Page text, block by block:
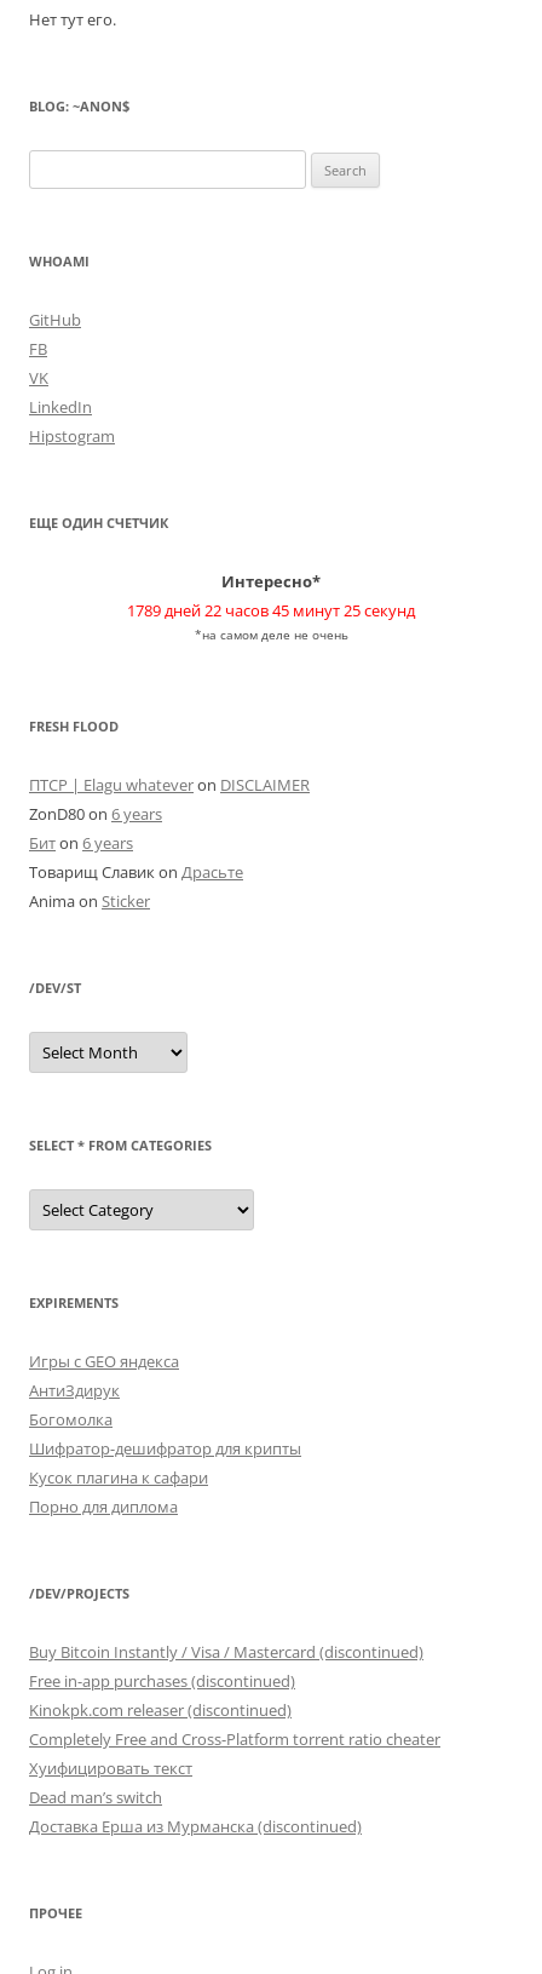
Нет тут его.
BLOG: ~ANON$
for:
WHOAMI
GitHub
FB
VK
LinkedIn
Hipstogram
ЕЩЕ ОДИН СЧЕТЧИК
Интересно*
1789 дней 22 часов 45 минут 25 секунд
*на самом деле не очень
FRESH FLOOD
ПТСР | Elagu whateveron DISCLAIMER
ZonD80on 6 years
Битon 6 years
Товарищ Славикon Драсьте
Animaon Sticker
/DEV/ST
/dev/st
SELECT * FROM CATEGORIES
SELECT
FROM
EXPIREMENTS
Игры с GEO яндекса
АнтиЗдирук
Богомолка
Шифратор-дешифратор для крипты
Кусок плагина к сафари
Порно для диплома
/DEV/PROJECTS
Buy Bitcoin Instantly / Visa / Mastercard (discontinued)
Free in-app purchases (discontinued)
Kinokpk.com releaser (discontinued)
Completely Free and Cross-Platform torrent ratio cheater
Хуифицировать текст
Dead man’s switch
Доставка Ерша из Мурманска (discontinued)
ПРОЧЕЕ